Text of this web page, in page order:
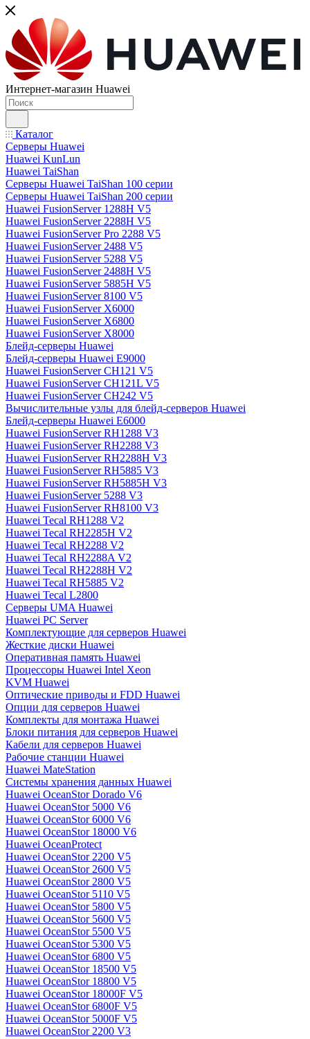
Интернет-магазин Huawei
Каталог
Серверы Huawei
Huawei KunLun
Huawei TaiShan
Серверы Huawei TaiShan 100 серии
Серверы Huawei TaiShan 200 серии
Huawei FusionServer 1288H V5
Huawei FusionServer 2288H V5
Huawei FusionServer Pro 2288 V5
Huawei FusionServer 2488 V5
Huawei FusionServer 5288 V5
Huawei FusionServer 2488H V5
Huawei FusionServer 5885H V5
Huawei FusionServer 8100 V5
Huawei FusionServer X6000
Huawei FusionServer X6800
Huawei FusionServer X8000
Блейд-серверы Huawei
Блейд-серверы Huawei E9000
Huawei FusionServer CH121 V5
Huawei FusionServer CH121L V5
Huawei FusionServer CH242 V5
Вычислительные узлы для блейд-серверов Huawei
Блейд-серверы Huawei E6000
Huawei FusionServer RH1288 V3
Huawei FusionServer RH2288 V3
Huawei FusionServer RH2288H V3
Huawei FusionServer RH5885 V3
Huawei FusionServer RH5885H V3
Huawei FusionServer 5288 V3
Huawei FusionServer RH8100 V3
Huawei Tecal RH1288 V2
Huawei Tecal RH2285H V2
Huawei Tecal RH2288 V2
Huawei Tecal RH2288A V2
Huawei Tecal RH2288H V2
Huawei Tecal RH5885 V2
Huawei Tecal L2800
Серверы UMA Huawei
Huawei PC Server
Комплектующие для серверов Huawei
Жесткие диски Huawei
Оперативная память Huawei
Процессоры Huawei Intel Xeon
KVM Huawei
Оптические приводы и FDD Huawei
Опции для серверов Huawei
Комплекты для монтажа Huawei
Блоки питания для серверов Huawei
Кабели для серверов Huawei
Рабочие станции Huawei
Huawei MateStation
Системы хранения данных Huawei
Huawei OceanStor Dorado V6
Huawei OceanStor 5000 V6
Huawei OceanStor 6000 V6
Huawei OceanStor 18000 V6
Huawei OceanProtect
Huawei OceanStor 2200 V5
Huawei OceanStor 2600 V5
Huawei OceanStor 2800 V5
Huawei OceanStor 5110 V5
Huawei OceanStor 5800 V5
Huawei OceanStor 5600 V5
Huawei OceanStor 5500 V5
Huawei OceanStor 5300 V5
Huawei OceanStor 6800 V5
Huawei OceanStor 18500 V5
Huawei OceanStor 18800 V5
Huawei OceanStor 18000F V5
Huawei OceanStor 6800F V5
Huawei OceanStor 5000F V5
Huawei OceanStor 2200 V3